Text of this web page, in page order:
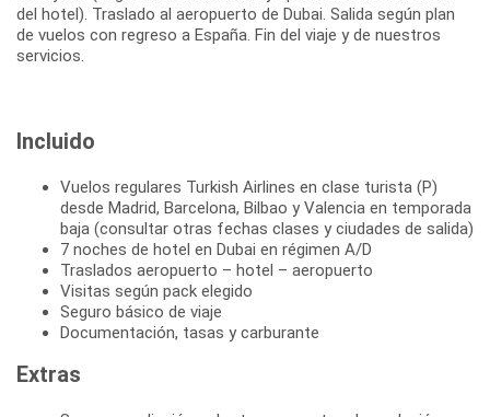
del hotel). Traslado al aeropuerto de Dubai. Salida según plan
de vuelos con regreso a España. Fin del viaje y de nuestros
servicios.
Incluido
Vuelos regulares Turkish Airlines en clase turista (P)
desde Madrid, Barcelona, Bilbao y Valencia en temporada
baja (consultar otras fechas clases y ciudades de salida)
7 noches de hotel en Dubai en régimen A/D
Traslados aeropuerto – hotel – aeropuerto
Visitas según pack elegido
Seguro básico de viaje
Documentación, tasas y carburante
Extras